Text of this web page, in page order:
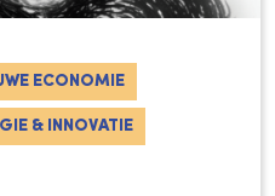
ECONOMIE
& INNOVATIE